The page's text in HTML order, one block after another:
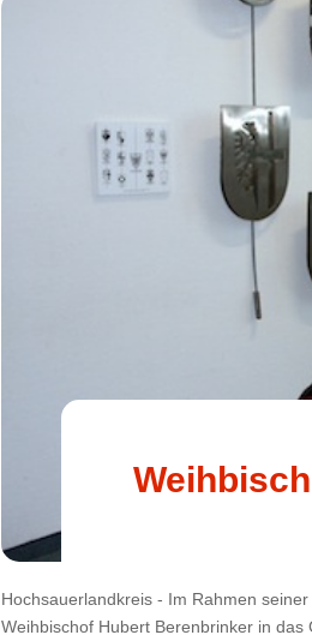
Hochsauerlandkreis - Im Rahmen
Weihbischof Hubert Berenbrinker in